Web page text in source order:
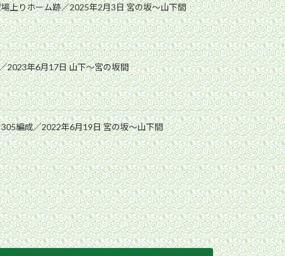
上りホーム跡／2025年2月3日 宮の坂〜山下間
2023年6月17日 山下〜宮の坂間
編成／2022年6月19日 宮の坂〜山下間